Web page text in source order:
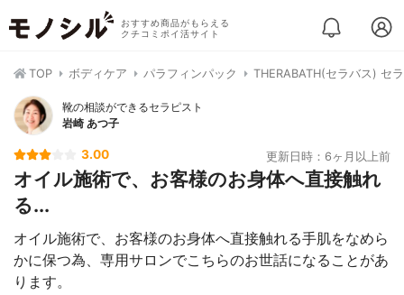
おすすめ商品がもらえる
クチコミポイ活サイト
TOP ボディケア パラフィンパック THERABATH(セラバス) セ
靴の相談ができるセラピスト
岩崎 あつ子
3.00 更新日時：6ヶ月以上前
オイル施術で、お客様のお身体へ直接触れ
る...
オイル施術で、お客様のお身体へ直接触れる手肌をなめら
かに保つ為、専用サロンでこちらのお世話になることがあ
ります。